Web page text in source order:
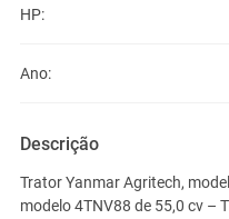
HP:
Ano:
Descrição
Trator Yanmar Agritech,
modelo 4TNV88 de 55,0 cv –